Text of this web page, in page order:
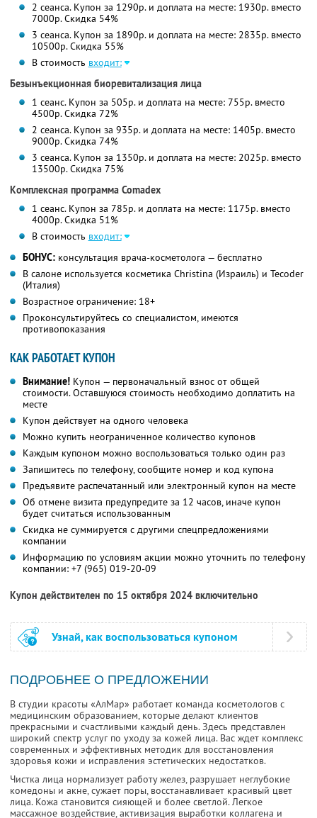
2 сеанса. Купон за 1290р. и доплата на месте: 1930р. вместо
7000р. Скидка 54%
3 сеанса. Купон за 1890р. и доплата на месте: 2835р. вместо
10500р. Скидка 55%
В стоимость входит:
Безынъекционная биоревитализация лица
1 сеанс. Купон за 505р. и доплата на месте: 755р. вместо
4500р. Скидка 72%
2 сеанса. Купон за 935р. и доплата на месте: 1405р. вместо
9000р. Скидка 74%
3 сеанса. Купон за 1350р. и доплата на месте: 2025р. вместо
13500р. Скидка 75%
Комплексная программа Comadex
1 сеанс. Купон за 785р. и доплата на месте: 1175р. вместо
4000р. Скидка 51%
В стоимость входит:
БОНУС: консультация врача-косметолога — бесплатно
В салоне используется косметика Christina (Израиль) и Tecoder
(Италия)
Возрастное ограничение: 18+
Проконсультируйтесь со специалистом, имеются
противопоказания
КАК РАБОТАЕТ КУПОН
Внимание! Купон — первоначальный взнос от общей
стоимости. Оставшуюся стоимость необходимо доплатить на
месте
Купон действует на одного человека
Можно купить неограниченное количество купонов
Каждым купоном можно воспользоваться только один раз
Запишитесь по телефону, сообщите номер и код купона
Предъявите распечатанный или электронный купон на месте
Об отмене визита предупредите за 12 часов, иначе купон
будет считаться использованным
Скидка не суммируется с другими спецпредложениями
компании
Информацию по условиям акции можно уточнить по телефону
компании: +7 (965) 019-20-09
Купон действителен по 15 октября 2024 включительно
Узнай, как воспользоваться купоном
ПОДРОБНЕЕ О ПРЕДЛОЖЕНИИ
В студии красоты «АлМар» работает команда косметологов с
медицинским образованием, которые делают клиентов
прекрасными и счастливыми каждый день. Здесь представлен
широкий спектр услуг по уходу за кожей лица. Вас ждет комплекс
современных и эффективных методик для восстановления
здоровья кожи и исправления эстетических недостатков.
Чистка лица нормализует работу желез, разрушает неглубокие
комедоны и акне, сужает поры, восстанавливает красивый цвет
лица. Кожа становится сияющей и более светлой. Легкое
массажное воздействие, активизация выработки коллагена и